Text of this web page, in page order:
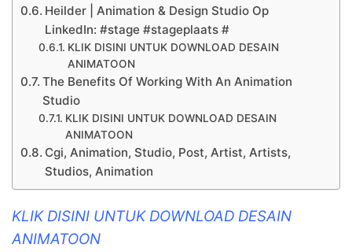
Heilder | Animation & Design Studio Op
LinkedIn: #stage #stageplaats #
KLIK DISINI UNTUK DOWNLOAD DESAIN
ANIMATOON
The Benefits Of Working With An Animation
Studio
KLIK DISINI UNTUK DOWNLOAD DESAIN
ANIMATOON
Cgi, Animation, Studio, Post, Artist, Artists,
Studios, Animation
KLIK DISINI UNTUK DOWNLOAD DESAIN
ANIMATOON